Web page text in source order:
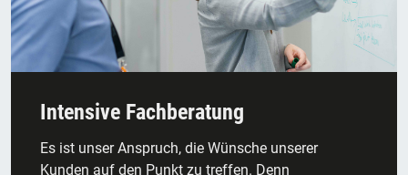
Intensive Fachberatung
Es ist unser Anspruch, die Wünsche unserer
Kunden auf den Punkt zu treffen. Denn